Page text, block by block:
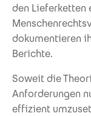
den Lieferketten
dokumentieren
Berichte.
Soweit die
Anforderungen
effizient